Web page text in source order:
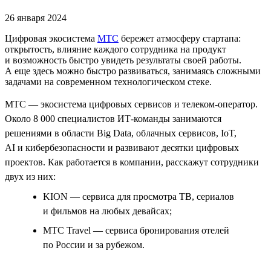
26 января 2024
Цифровая экосистема МТС бережет атмосферу стартапа:
открытость, влияние каждого сотрудника на продукт
и возможность быстро увидеть результаты своей работы.
А еще здесь можно быстро развиваться, занимаясь сложными
задачами на современном технологическом стеке.
МТС — экосистема цифровых сервисов и телеком-оператор.
Около 8 000 специалистов ИТ-команды занимаются
решениями в области Big Data, облачных сервисов, IoT,
AI и кибербезопасности и развивают десятки цифровых
проектов. Как работается в компании, расскажут сотрудники
двух из них:
KION — сервиса для просмотра ТВ, сериалов
и фильмов на любых девайсах;
МТС Travel — сервиса бронирования отелей
по России и за рубежом.